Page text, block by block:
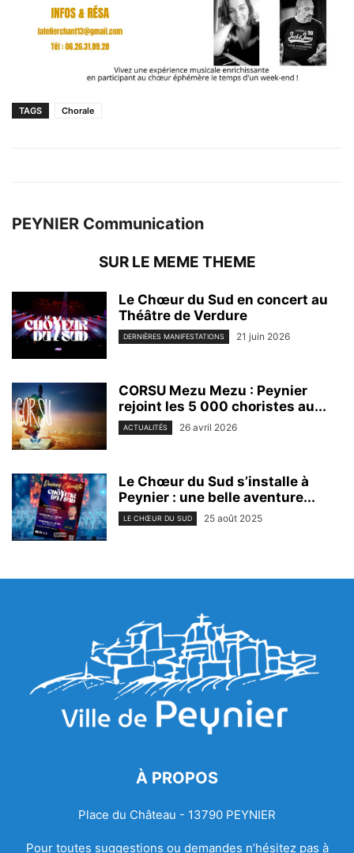
TAGS Chorale
PEYNIER Communication
SUR LE MEME THEME
Le Chœur du Sud en concert au
Théâtre de Verdure
DERNIÈRES MANIFESTATIONS 21 juin 2026
CORSU Mezu Mezu : Peynier
rejoint les 5 000 choristes au...
ACTUALITÉS 26 avril 2026
Le Chœur du Sud s’installe à
Peynier : une belle aventure...
LE CHŒUR DU SUD 25 août 2025
À PROPOS
Place du Château - 13790 PEYNIER
Pour toutes suggestions ou demandes n’hésitez pas à